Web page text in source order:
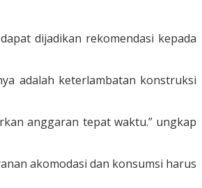
dijadikan rekomendasi kepada
adalah keterlambatan konstruksi
anggaran tepat waktu.” ungkap
akomodasi dan konsumsi harus